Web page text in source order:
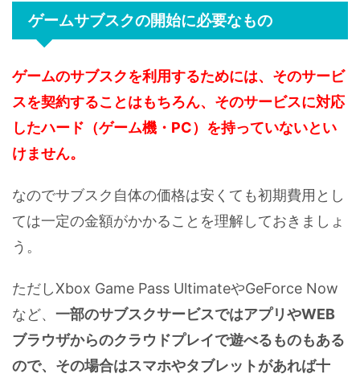
ゲームサブスクの開始に必要なもの
ゲームのサブスクを利用するためには、そのサービ
スを契約することはもちろん、そのサービスに対応
したハード（ゲーム機・PC）を持っていないとい
けません。
なのでサブスク自体の価格は安くても初期費用とし
ては一定の金額がかかることを理解しておきましょ
う。
ただしXbox Game Pass UltimateやGeForce Now
など、 一部のサブスクサービスではアプリやWEB
ブラウザからのクラウドプレイで遊べるものもある
ので、その場合はスマホやタブレットがあれば十